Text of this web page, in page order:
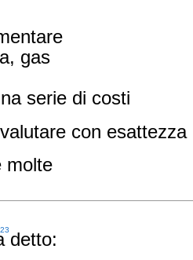
gas
serie di costi
con esattezza
molte
detto: